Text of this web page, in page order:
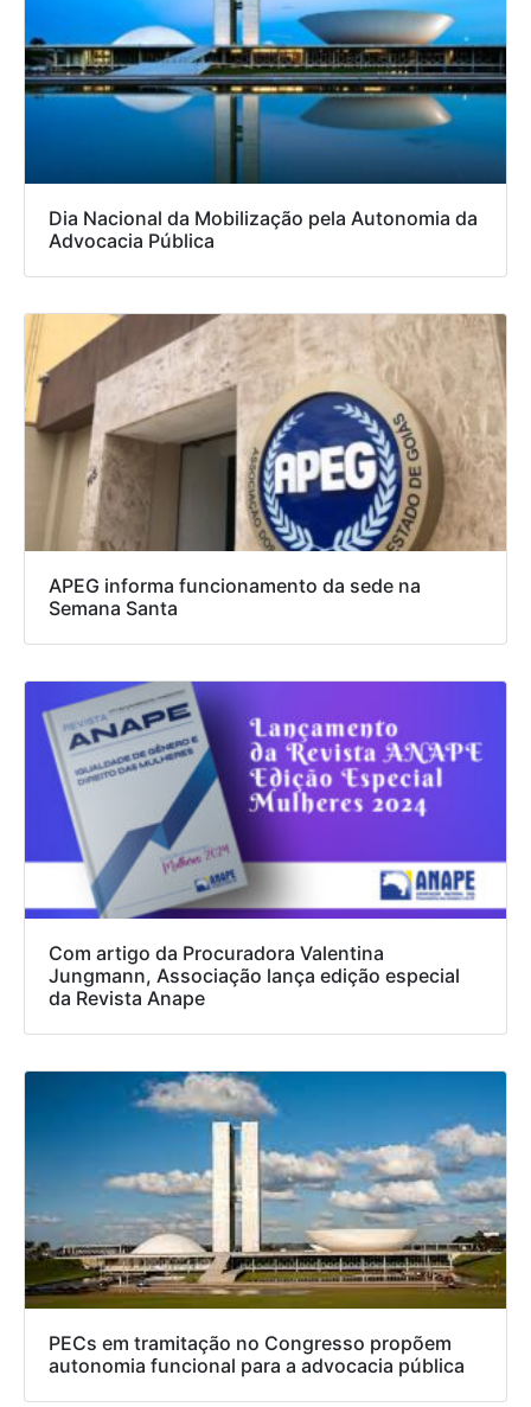
Dia Nacional da Mobilização pela Autonomia da
Advocacia Pública
APEG informa funcionamento da sede na
Semana Santa
Com artigo da Procuradora Valentina
Jungmann, Associação lança edição especial
da Revista Anape
PECs em tramitação no Congresso propõem
autonomia funcional para a advocacia pública